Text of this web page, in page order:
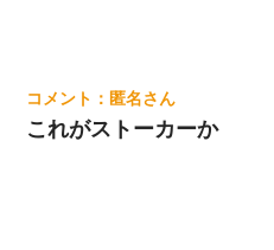
匿名
これがストーカーか